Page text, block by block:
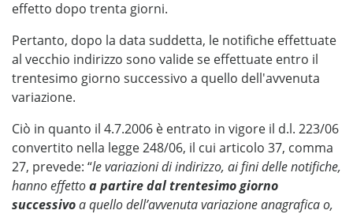
effetto dopo trenta giorni.
Pertanto, dopo la data suddetta, le notifiche effettuate
al vecchio indirizzo sono valide se effettuate entro il
trentesimo giorno successivo a quello dell'avvenuta
variazione.
Ciò in quanto il 4.7.2006 è entrato in vigore il d.l. 223/06
convertito nella legge 248/06, il cui articolo 37, comma
27, prevede: “le variazioni di indirizzo, ai fini delle notifiche,
hanno effettoa partire dal trentesimo giorno
successivoa quello dell’avvenuta variazione anagrafica o,